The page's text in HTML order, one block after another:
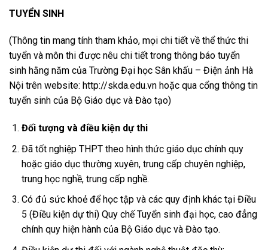
TUYỂN SINH
(Thông tin mang tính tham khảo, mọi chi tiết về thể thức thi
tuyển và môn thi được nêu chi tiết trong thông báo tuyển
sinh hằng năm của Trường Đại học Sân khấu – Điện ảnh Hà
Nội trên website: http://skda.edu.vn hoặc qua cổng thông tin
tuyển sinh của Bộ Giáo dục và Đào tạo)
Đối tượng và điều kiện dự thi
Đã tốt nghiệp THPT theo hình thức giáo dục chính quy
hoặc giáo dục thường xuyên, trung cấp chuyên nghiệp,
trung học nghề, trung cấp nghề.
Có đủ sức khoẻ để học tập và các quy định khác tại Điều
5 (Điều kiện dự thi) Quy chế Tuyển sinh đại học, cao đẳng
chính quy hiện hành của Bộ Giáo dục và Đào tạo.